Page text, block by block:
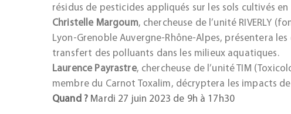
résidus de pesticides appliqués sur les sols cultivés
Christelle Margoum, chercheuse de l’unité RIVERLY
Lyon-Grenoble Auvergne-Rhône-Alpes, présentera
transfert des polluants dans les milieux aquatiques.
Laurence Payrastre, chercheuse de l’unité TIM
membre du Carnot Toxalim, décryptera les impacts
Quand ? Mardi 27 juin 2023 de 9h à 17h30